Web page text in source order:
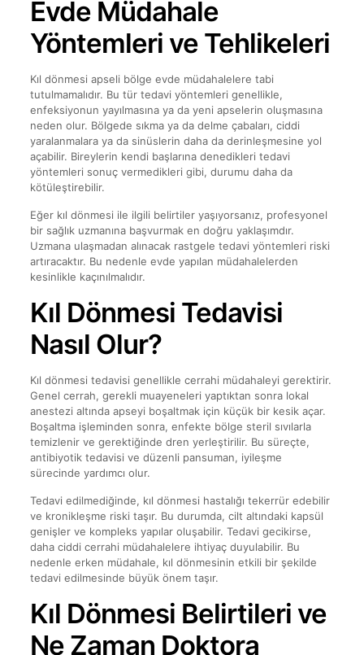
Evde Müdahale
Yöntemleri ve Tehlikeleri
Kıl dönmesi apseli bölge evde müdahalelere tabi
tutulmamalıdır. Bu tür tedavi yöntemleri genellikle,
enfeksiyonun yayılmasına ya da yeni apselerin oluşmasına
neden olur. Bölgede sıkma ya da delme çabaları, ciddi
yaralanmalara ya da sinüslerin daha da derinleşmesine yol
açabilir. Bireylerin kendi başlarına denedikleri tedavi
yöntemleri sonuç vermedikleri gibi, durumu daha da
kötüleştirebilir.
Eğer kıl dönmesi ile ilgili belirtiler yaşıyorsanız, profesyonel
bir sağlık uzmanına başvurmak en doğru yaklaşımdır.
Uzmana ulaşmadan alınacak rastgele tedavi yöntemleri riski
artıracaktır. Bu nedenle evde yapılan müdahalelerden
kesinlikle kaçınılmalıdır.
Kıl Dönmesi Tedavisi
Nasıl Olur?
Kıl dönmesi tedavisi genellikle cerrahi müdahaleyi gerektirir.
Genel cerrah, gerekli muayeneleri yaptıktan sonra lokal
anestezi altında apseyi boşaltmak için küçük bir kesik açar.
Boşaltma işleminden sonra, enfekte bölge steril sıvılarla
temizlenir ve gerektiğinde dren yerleştirilir. Bu süreçte,
antibiyotik tedavisi ve düzenli pansuman, iyileşme
sürecinde yardımcı olur.
Tedavi edilmediğinde, kıl dönmesi hastalığı tekerrür edebilir
ve kronikleşme riski taşır. Bu durumda, cilt altındaki kapsül
genişler ve kompleks yapılar oluşabilir. Tedavi gecikirse,
daha ciddi cerrahi müdahalelere ihtiyaç duyulabilir. Bu
nedenle erken müdahale, kıl dönmesinin etkili bir şekilde
tedavi edilmesinde büyük önem taşır.
Kıl Dönmesi Belirtileri ve
Ne Zaman Doktora